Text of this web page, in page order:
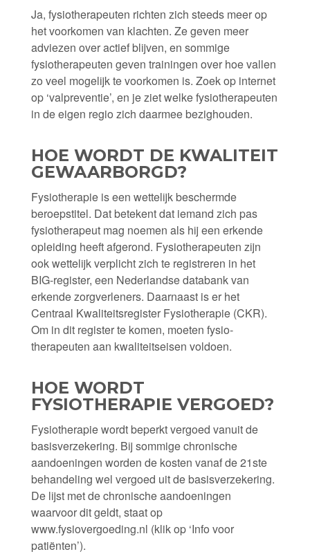
Ja, fysiotherapeuten richten zich steeds meer op
het voorkomen van klachten. Ze geven meer
adviezen over actief blijven, en sommige
fysiotherapeuten geven trainingen over hoe vallen
zo veel mogelijk te voorkomen is. Zoek op internet
op ‘valpreventie’, en je ziet welke fysiotherapeuten
in de eigen regio zich daarmee bezighouden.
HOE WORDT DE KWALITEIT
GEWAARBORGD?
Fysiotherapie is een wettelijk beschermde
beroepstitel. Dat betekent dat iemand zich pas
fysiotherapeut mag noemen als hij een erkende
opleiding heeft afgerond. Fysiotherapeuten zijn
ook wettelijk verplicht zich te registreren in het
BIG-register, een Nederlandse databank van
erkende zorgverleners. Daarnaast is er het
Centraal Kwaliteitsregister Fysiotherapie (CKR).
Om in dit register te komen, moeten fysio­
therapeuten aan kwaliteits­eisen voldoen.
HOE WORDT
FYSIOTHERAPIE VERGOED?
Fysiotherapie wordt beperkt vergoed vanuit de
basisverzekering. Bij sommige chronische
aandoeningen worden de kosten vanaf de 21ste
behandeling wel vergoed uit de basisverzekering.
De lijst met de chronische aandoeningen
waarvoor dit geldt, staat op
www.fysiovergoeding.nl (klik op ‘Info voor
patiënten’).